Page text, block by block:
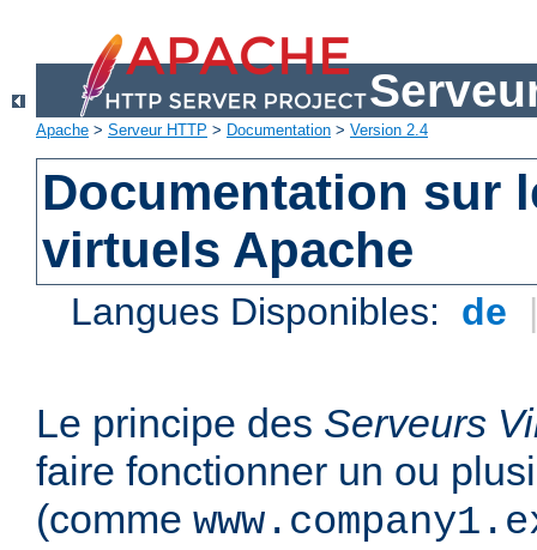
Apache > Serveur HTTP > Documentation > Version 2.4
Documentation sur
virtuels Apache
Langues Disponibles: de
Le principe des Serveurs
faire fonctionner un ou
(comme